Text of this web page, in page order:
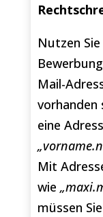
Nutzen
Mail-
vorhanden
eine
„
Mit
wie
müssen